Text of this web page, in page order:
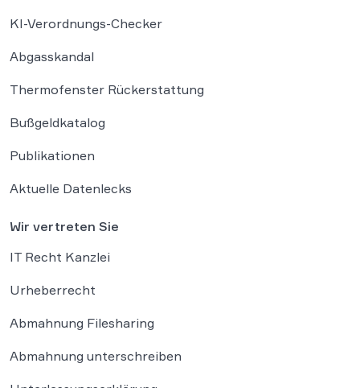
KI-Verordnungs-Checker
Abgasskandal
Thermofenster Rückerstattung
Bußgeldkatalog
Publikationen
Aktuelle Datenlecks
Wir vertreten Sie
IT Recht Kanzlei
Urheberrecht
Abmahnung Filesharing
Abmahnung unterschreiben